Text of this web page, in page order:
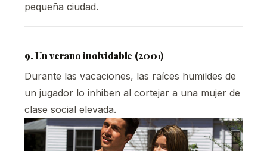
pequeña ciudad.
9. Un verano inolvidable (2001)
Durante las vacaciones, las raíces humildes de
un jugador lo inhiben al cortejar a una mujer de
clase social elevada.